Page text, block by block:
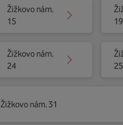
Žižkovo nám.
15
19
Žižkovo nám.
24
25
Žižkovo nám. 31